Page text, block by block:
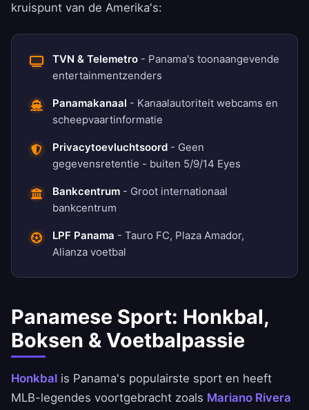
kruispunt van de Amerika's:
TVN & Telemetro - Panama's toonaangevende
entertainmentzenders
Panamakanaal - Kanaalautoriteit webcams en
scheepvaartinformatie
Privacytoevluchtsoord - Geen
gegevensretentie - buiten 5/9/14 Eyes
Bankcentrum - Groot internationaal
bankcentrum
LPF Panama - Tauro FC, Plaza Amador,
Alianza voetbal
Panamese Sport: Honkbal,
Boksen & Voetbalpassie
Honkbal is Panama's populairste sport en heeft
MLB-legendes voortgebracht zoals Mariano Rivera